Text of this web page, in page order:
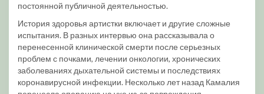
постоянной публичной деятельностью.
История здоровья артистки включает и другие сложные
испытания. В разных интервью она рассказывала о
перенесенной клинической смерти после серьезных
проблем с почками, лечении онкологии, хронических
заболеваниях дыхательной системы и последствиях
коронавирусной инфекции. Несколько лет назад Камалия